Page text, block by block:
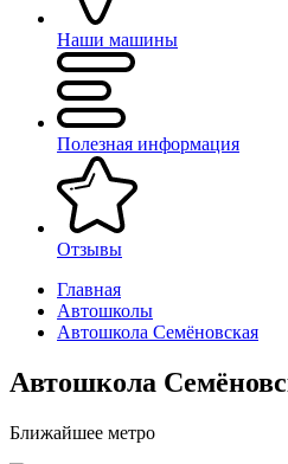
Наши машины
Полезная информация
Отзывы
Главная
Автошколы
Автошкола Семёновская
Автошкола
Ближайшее метро